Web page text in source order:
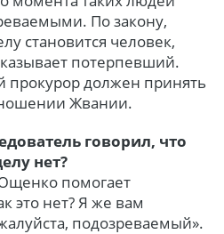
По закону,
становится человек,
потерпевший.
прокурор должен принять
Жвании.
говорил, что
нет?
помогает
это нет? Я же вам
подозреваемый».